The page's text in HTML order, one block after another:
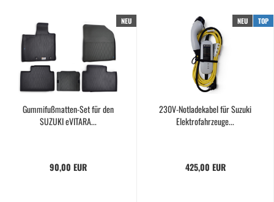
NEU
Gummifußmatten-Set für den
SUZUKI eVITARA...
90,00 EUR
NEU TOP
230V-Notladekabel für Suzuki
Elektrofahrzeuge...
425,00 EUR